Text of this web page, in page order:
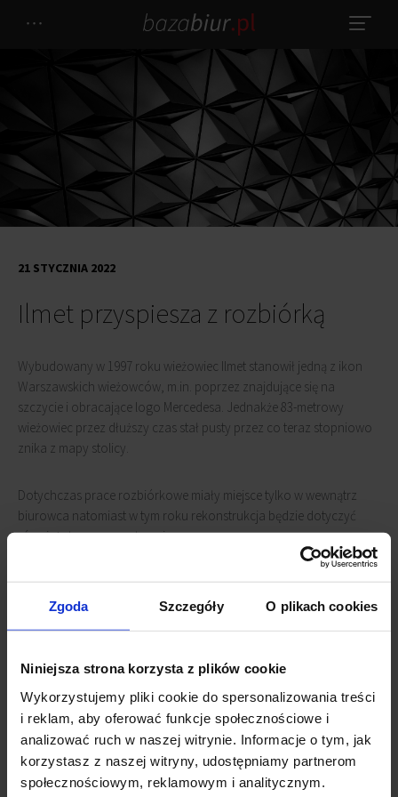
Zgoda Szczegóły O plikach cookies
Niniejsza strona korzysta z plików cookie
Wykorzystujemy pliki cookie do spersonalizowania treści
i reklam, aby oferować funkcje społecznościowe i
analizować ruch w naszej witrynie. Informacje o tym, jak
korzystasz z naszej witryny, udostępniamy partnerom
społecznościowym, reklamowym i analitycznym.
Ilmet przyspiesza z rozbiórką
21 STYCZNIA 2022
Wybudowany w 1997 roku wieżowiec Ilmet stanowił jedną z ikon
Warszawskich wieżowców, m.in. poprzez znajdujące się na
szczycie i obracające logo Mercedesa. Jednakże 83-metrowy
wieżowiec przez dłuższy czas stał pusty przez co teraz stopniowo
znika z mapy stolicy.
Dotychczas prace rozbiórkowe miały miejsce tylko w wewnątrz
biurowca natomiast w tym roku rekonstrukcja będzie dotyczyć
również strony zewnętrznej.
Rozbiórka dokonuje się w szybkim tempie, najprawdopodobniej
zakończy się jeszcze w tym roku, a na jego miejscu rozpoczną się
Powiązane newsy
Rozpoczęcie etapowej rozbiórki budynku Ilmet(10
kwietnia 2026)
Pekao Tower ustąpi miejsca nowemu projektowi na